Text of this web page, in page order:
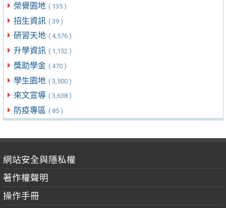
榮譽園地 ( 135 )
招生資訊 ( 39 )
研習天地 ( 4,576 )
升學資訊 ( 1,152 )
獎助學金 ( 470 )
學生園地 ( 3,500 )
來文宣導 ( 3,638 )
防疫專區 ( 85 )
網站安全與隱私權
著作權聲明
操作手冊